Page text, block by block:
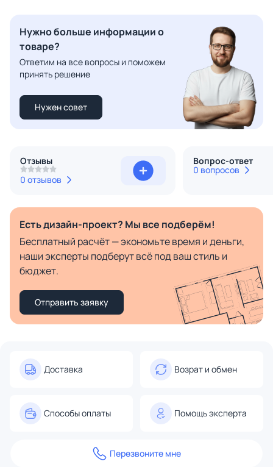
Нужно больше информации о
товаре?
Ответим на все вопросы и поможем
принять решение
Нужен совет
Отзывы
0 отзывов
Вопрос-ответ
0 вопросов
Есть дизайн-проект? Мы все подберём!
Бесплатный расчёт — экономьте время и деньги,
наши эксперты подберут всё под ваш стиль и
бюджет.
Отправить заявку
Доставка Возрат и обмен
Способы оплаты Помощь эксперта
Перезвоните мне